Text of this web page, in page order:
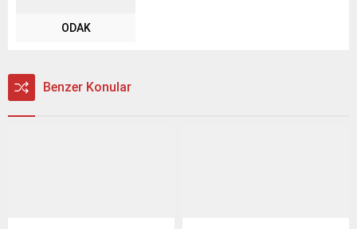
ODAK
Benzer Konular